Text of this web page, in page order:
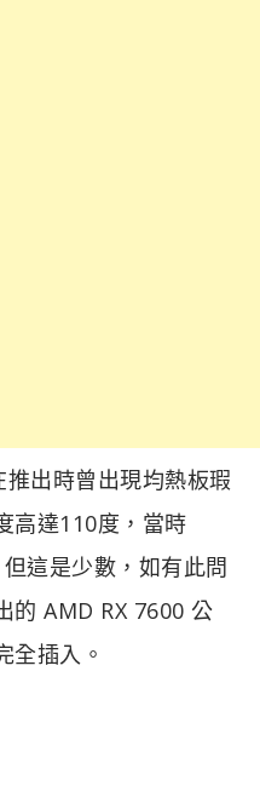
出時曾出現均熱板瑕
高達110度，當時
這是少數，如有此問
的 AMD RX 7600 公
全插入。